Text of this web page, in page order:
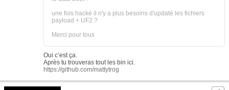
une fois hacké il n'y a plus besoins d'updaté les fichiers
payload + UF2 ?
Merci pour tous
Oui c’est ça.
Après tu trouveras tout les bin ici.
https://github.com/mattytrog